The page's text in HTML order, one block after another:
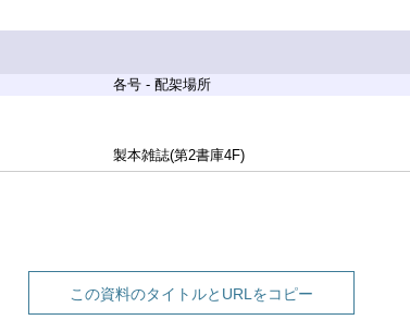
各号 - 配架場所
製本雑誌(第2書庫4F)
この資料のタイトルとURLをコピー